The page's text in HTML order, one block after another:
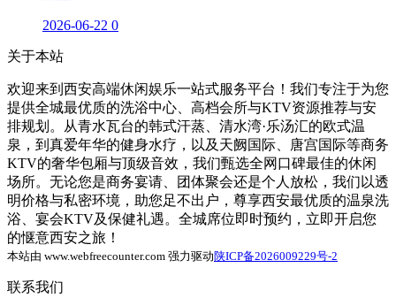
2026-06-22 0
关于本站
欢迎来到西安高端休闲娱乐一站式服务平台！我们专注于为您
提供全城最优质的洗浴中心、高档会所与KTV资源推荐与安
排规划。从青水瓦台的韩式汗蒸、清水湾·乐汤汇的欧式温
泉，到真爱年华的健身水疗，以及天阙国际、唐宫国际等商务
KTV的奢华包厢与顶级音效，我们甄选全网口碑最佳的休闲
场所。无论您是商务宴请、团体聚会还是个人放松，我们以透
明价格与私密环境，助您足不出户，尊享西安最优质的温泉洗
浴、宴会KTV及保健礼遇。全城席位即时预约，立即开启您
的惬意西安之旅！
本站由 www.webfreecounter.com 强力驱动陕ICP备2026009229号-2
联系我们